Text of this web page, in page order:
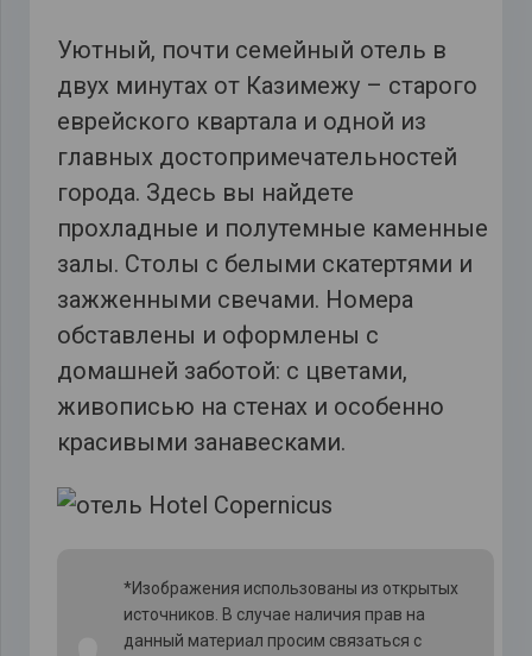
Уютный, почти семейный отель в
двух минутах от Казимежу – старого
еврейского квартала и одной из
главных достопримечательностей
города. Здесь вы найдете
прохладные и полутемные каменные
залы. Столы с белыми скатертями и
зажженными свечами. Номера
обставлены и оформлены с
домашней заботой: с цветами,
живописью на стенах и особенно
красивыми занавесками.
*Изображения использованы из открытых
источников. В случае наличия прав на
данный материал просим связаться с